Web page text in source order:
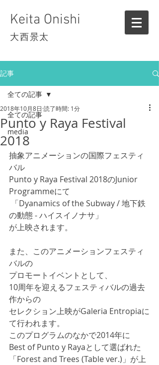
Keita Onishi
大西景太
記事
全ての記事
media
全ての記事
Punto y Raya Festival
2018
2018年10月8日 読了時間: 1分
抽象アニメーションの国際フェスティ
バル
Punto y Raya Festival 2018のJunior
Programmeにて
「Dyanamics of the Subway / 地下鉄
の動態 - ハイスイノナサ」
が上映されます。
また、このアニメーションフェスティ
バルの
プロモートイベントとして、
10周年を迎えるフェスティバルの過去
作からの
セレクション上映がGaleria Entropiaに
て行われます。
このプログラムのなかで2014年に
Best of Punto y Rayaとして選ばれた
「Forest and Trees (Table ver.)」が上